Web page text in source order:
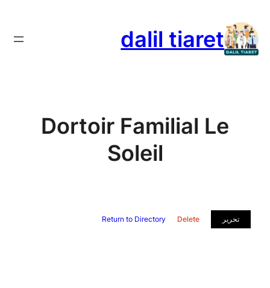
إلى
المحتوى
dalil tiaret
Dortoir Familial Le
Soleil
تحرير Delete
Return to Directory